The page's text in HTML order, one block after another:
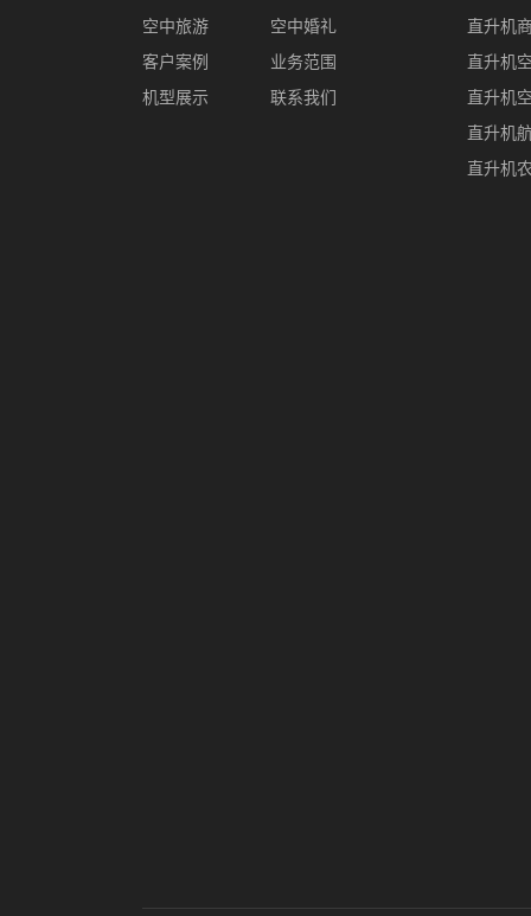
空中旅游
空中婚礼
客户案例
业务范围
机型展示
联系我们
直升机
直升机
直升机
直升机
直升机